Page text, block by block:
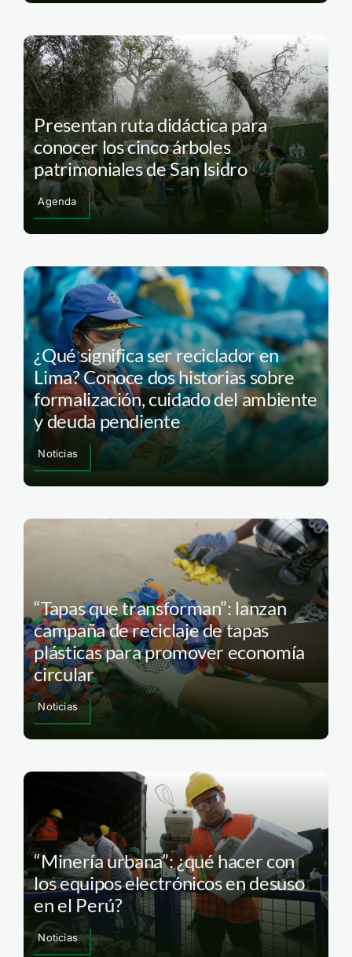
Presentan ruta didáctica para
conocer los cinco árboles
patrimoniales de San Isidro
Agenda
¿Qué significa ser reciclador en
Lima? Conoce dos historias sobre
formalización, cuidado del ambiente
y deuda pendiente
Noticias
“Tapas que transforman”: lanzan
campaña de reciclaje de tapas
plásticas para promover economía
circular
Noticias
“Minería urbana”: ¿qué hacer con
los equipos electrónicos en desuso
en el Perú?
Noticias